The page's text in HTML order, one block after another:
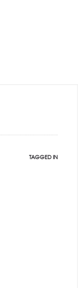
TAGGED IN